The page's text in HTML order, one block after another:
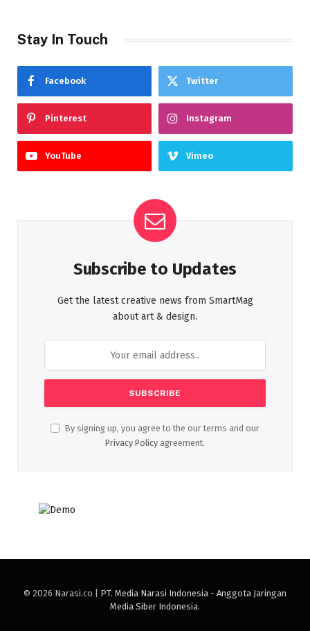
Stay In Touch
Facebook Twitter
Pinterest Instagram
YouTube Vimeo
Subscribe to Updates
Get the latest creative news from SmartMag
about art & design.
By signing up, you agree to the our terms and our
Privacy Policy agreement.
© 2026 Narasi.co | PT. Media Narasi Indonesia - Anggota Jaringan
Media Siber Indonesia.